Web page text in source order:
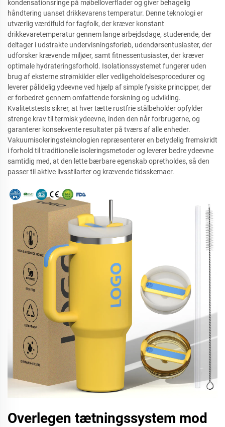
kondensationsringe på møbelloverflader og giver behagelig
håndtering uanset drikkevarens temperatur. Denne teknologi er
utværlig værdifuld for fagfolk, der kræver konstant
drikkevaretemperatur gennem lange arbejdsdage, studerende, der
deltager i udstrakte undervisningsforløb, udendørsentusiaster, der
udforsker krævende miljøer, samt fitnessentusiaster, der kræver
optimale hydrateringsforhold. Isolationssystemet fungerer uden
brug af eksterne strømkilder eller vedligeholdelsesprocedurer og
leverer pålidelig ydeevne ved hjælp af simple fysiske principper, der
er forbedret gennem omfattende forskning og udvikling.
Kvalitetstests sikrer, at hver tætte rustfrie stålbeholder opfylder
strenge krav til termisk ydeevne, inden den når forbrugerne, og
garanterer konsekvente resultater på tværs af alle enheder.
Vakuumisoleringsteknologien repræsenterer en betydelig fremskridt
i forhold til traditionelle isoleringsmetoder og leverer bedre ydeevne
samtidig med, at den lette bærbare egenskab opretholdes, så den
passer til aktive livsstilarter og krævende tidsskemaer.
Overlegen tætningssystem mod